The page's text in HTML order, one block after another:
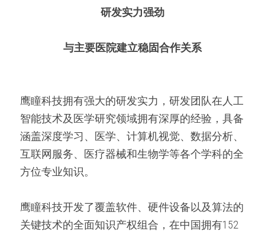
研发实力强劲
与主要医院建立稳固合作关系
鹰瞳科技拥有强大的研发实力，研发团队在人工
智能技术及医学研究领域拥有深厚的经验，具备
涵盖深度学习、医学、计算机视觉、数据分析、
互联网服务、医疗器械和生物学等各个学科的全
方位专业知识。
鹰瞳科技开发了覆盖软件、硬件设备以及算法的
关键技术的全面知识产权组合，在中国拥有152